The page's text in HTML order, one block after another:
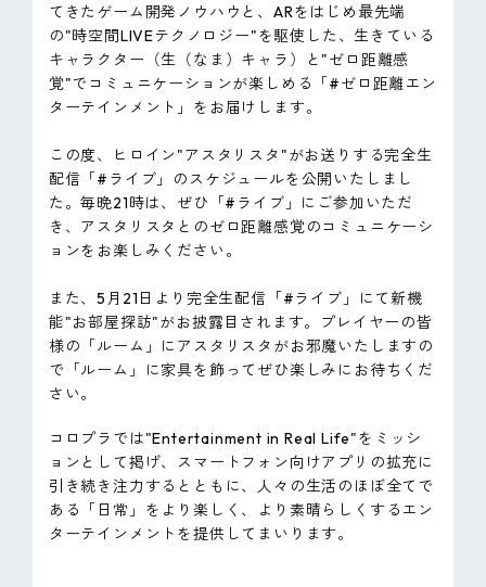
てきたゲーム開発ノウハウと、ARをはじめ最先端
の"時空間LIVEテクノロジー"を駆使した、生きている
キャラクター（生（なま）キャラ）と"ゼロ距離感
覚"でコミュニケーションが楽しめる「#ゼロ距離エン
ターテインメント」をお届けします。
この度、ヒロイン"アスタリスタ"がお送りする完全生
配信「#ライブ」のスケジュールを公開いたしまし
た。毎晩21時は、ぜひ「#ライブ」にご参加いただ
き、アスタリスタとのゼロ距離感覚のコミュニケーシ
ョンをお楽しみください。
また、5月21日より完全生配信「#ライブ」にて新機
能"お部屋探訪"がお披露目されます。プレイヤーの皆
様の「ルーム」にアスタリスタがお邪魔いたしますの
で「ルーム」に家具を飾ってぜひ楽しみにお待ちくだ
さい。
コロプラでは"Entertainment in Real Life"をミッシ
ョンとして掲げ、スマートフォン向けアプリの拡充に
引き続き注力するとともに、人々の生活のほぼ全てで
ある「日常」をより楽しく、より素晴らしくするエン
ターテインメントを提供してまいります。